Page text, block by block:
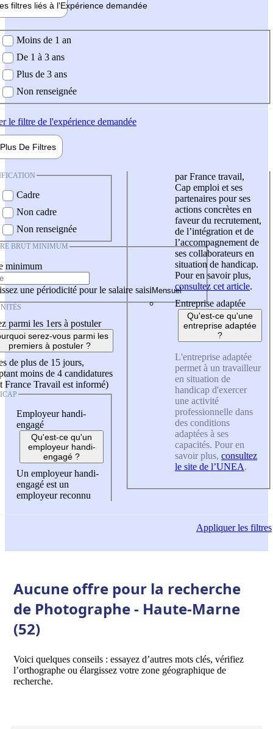
filtres liés à l'Expérience demandée
demandée
Moins de 1 an
De 1 à 3 ans
Plus de 3 ans
Non renseignée
le filtre de l'expérience demandée
Plus De Filtres
Cadre
Non cadre
Non renseignée
BRUT MINIMUM
minimum
une périodicité pour le salaire saisi
parmi les 1ers à postuler
serez-vous parmi les
premiers à postuler ?
de plus de 15 jours,
moins de 4 candidatures
France Travail est informé)
Employeur handi-
engagé
Qu'est-ce qu'un
employeur handi-
engagé ?
Un employeur handi-
engagé est un
employeur reconnu
par France travail,
Cap emploi et ses
partenaires pour ses
actions concrètes en
faveur du recrutement,
de l’intégration et de
l’accompagnement de
ses collaborateurs en
situation de handicap.
Pour en savoir plus,
consultez cet article.
Entreprise adaptée
Qu'est-ce qu'une
entreprise adaptée
?
L'entreprise adaptée
permet à un travailleur
en situation de
handicap d'exercer
une activité
professionnelle dans
des conditions
adaptées à ses
capacités. Pour en
savoir plus, consultez
le site de l’UNEA.
Appliquerles filtres
Aucune offre pour la recherche
de Photographe - Haute-Marne
(52)
Voici quelques conseils : essayez d’autres mots clés, vérifiez
l’orthographe ou élargissez votre zone géographique de
recherche.